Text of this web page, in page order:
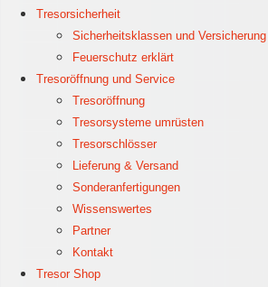
Tresorsicherheit
Sicherheitsklassen und Versicherung
Feuerschutz erklärt
Tresoröffnung und Service
Tresoröffnung
Tresorsysteme umrüsten
Tresorschlösser
Lieferung & Versand
Sonderanfertigungen
Wissenswertes
Partner
Kontakt
Tresor Shop